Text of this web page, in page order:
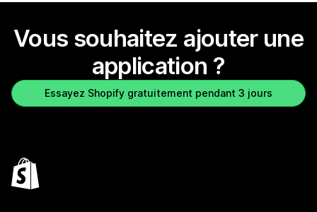
Vous souhaitez ajouter une
application ?
Essayez Shopify gratuitement pendant 3 jours